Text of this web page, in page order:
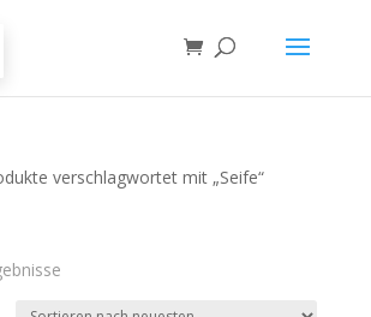
verschlagwortet mit „Seife“